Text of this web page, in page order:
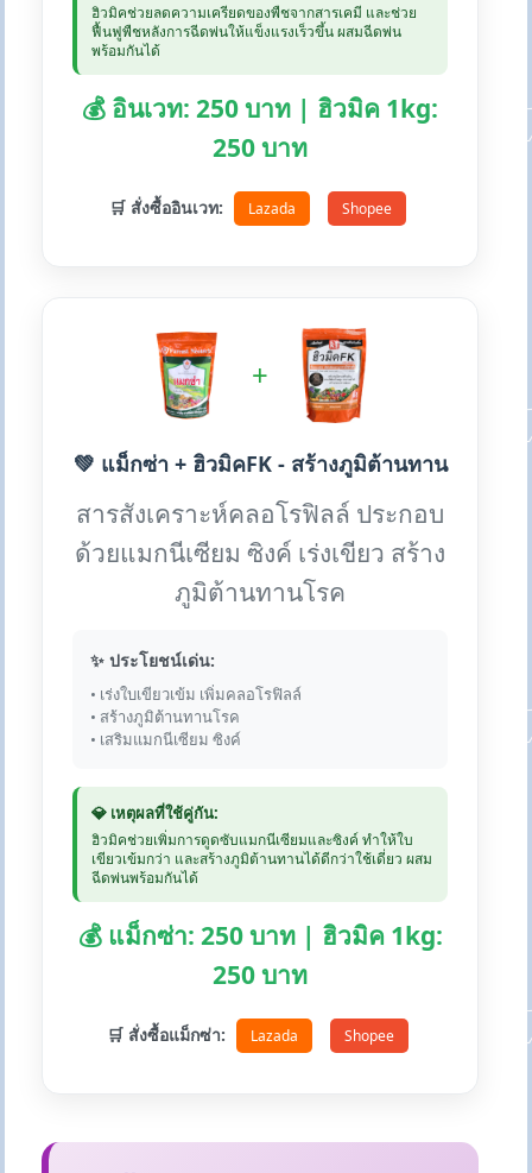
ฮิวมิคช่วยลดความเครียดของพืชจากสารเคมี และช่วย
ฟื้นฟูพืชหลังการฉีดพ่นให้แข็งแรงเร็วขึ้น ผสมฉีดพ่น
พร้อมกันได้
💰 อินเวท: 250 บาท | ฮิวมิค 1kg:
250 บาท
🛒 สั่งซื้ออินเวท: Lazada Shopee
+
💚 แม็กซ่า + ฮิวมิคFK - สร้างภูมิต้านทาน
สารสังเคราะห์คลอโรฟิลล์ ประกอบ
ด้วยแมกนีเซียม ซิงค์ เร่งเขียว สร้าง
ภูมิต้านทานโรค
✨ ประโยชน์เด่น:
• เร่งใบเขียวเข้ม เพิ่มคลอโรฟิลล์
• สร้างภูมิต้านทานโรค
• เสริมแมกนีเซียม ซิงค์
💎 เหตุผลที่ใช้คู่กัน:
ฮิวมิคช่วยเพิ่มการดูดซับแมกนีเซียมและซิงค์ ทำให้ใบ
เขียวเข้มกว่า และสร้างภูมิต้านทานได้ดีกว่าใช้เดี่ยว ผสม
ฉีดพ่นพร้อมกันได้
💰 แม็กซ่า: 250 บาท | ฮิวมิค 1kg:
250 บาท
🛒 สั่งซื้อแม็กซ่า: Lazada Shopee